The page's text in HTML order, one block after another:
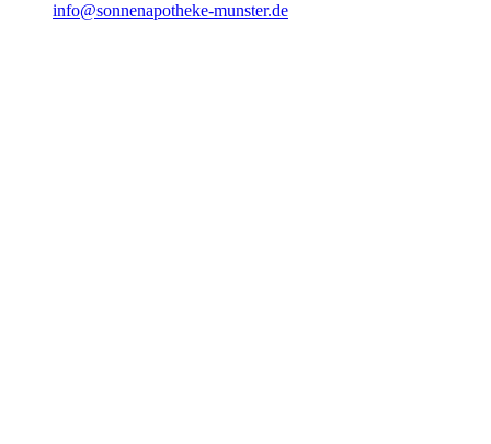
info@sonnenapotheke-munster.de